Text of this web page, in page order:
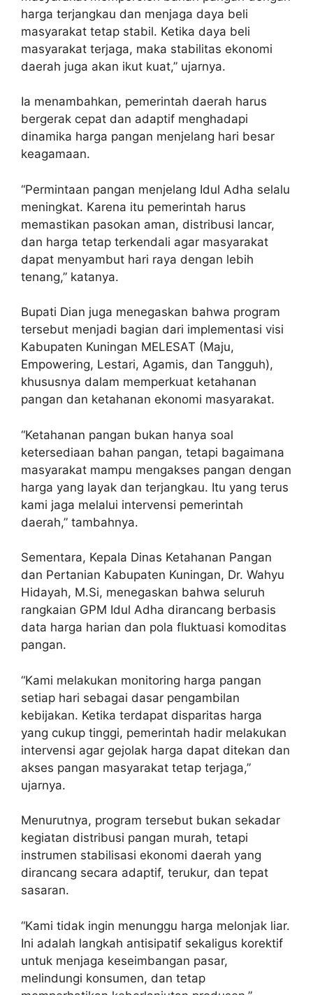
harga terjangkau dan menjaga daya beli
masyarakat tetap stabil. Ketika daya beli
masyarakat terjaga, maka stabilitas ekonomi
daerah juga akan ikut kuat,” ujarnya.
Ia menambahkan, pemerintah daerah harus
bergerak cepat dan adaptif menghadapi
dinamika harga pangan menjelang hari besar
keagamaan.
“Permintaan pangan menjelang Idul Adha selalu
meningkat. Karena itu pemerintah harus
memastikan pasokan aman, distribusi lancar,
dan harga tetap terkendali agar masyarakat
dapat menyambut hari raya dengan lebih
tenang,” katanya.
Bupati Dian juga menegaskan bahwa program
tersebut menjadi bagian dari implementasi visi
Kabupaten Kuningan MELESAT (Maju,
Empowering, Lestari, Agamis, dan Tangguh),
khususnya dalam memperkuat ketahanan
pangan dan ketahanan ekonomi masyarakat.
“Ketahanan pangan bukan hanya soal
ketersediaan bahan pangan, tetapi bagaimana
masyarakat mampu mengakses pangan dengan
harga yang layak dan terjangkau. Itu yang terus
kami jaga melalui intervensi pemerintah
daerah,” tambahnya.
Sementara, Kepala Dinas Ketahanan Pangan
dan Pertanian Kabupaten Kuningan, Dr. Wahyu
Hidayah, M.Si, menegaskan bahwa seluruh
rangkaian GPM Idul Adha dirancang berbasis
data harga harian dan pola fluktuasi komoditas
pangan.
“Kami melakukan monitoring harga pangan
setiap hari sebagai dasar pengambilan
kebijakan. Ketika terdapat disparitas harga
yang cukup tinggi, pemerintah hadir melakukan
intervensi agar gejolak harga dapat ditekan dan
akses pangan masyarakat tetap terjaga,”
ujarnya.
Menurutnya, program tersebut bukan sekadar
kegiatan distribusi pangan murah, tetapi
instrumen stabilisasi ekonomi daerah yang
dirancang secara adaptif, terukur, dan tepat
sasaran.
“Kami tidak ingin menunggu harga melonjak liar.
Ini adalah langkah antisipatif sekaligus korektif
untuk menjaga keseimbangan pasar,
melindungi konsumen, dan tetap